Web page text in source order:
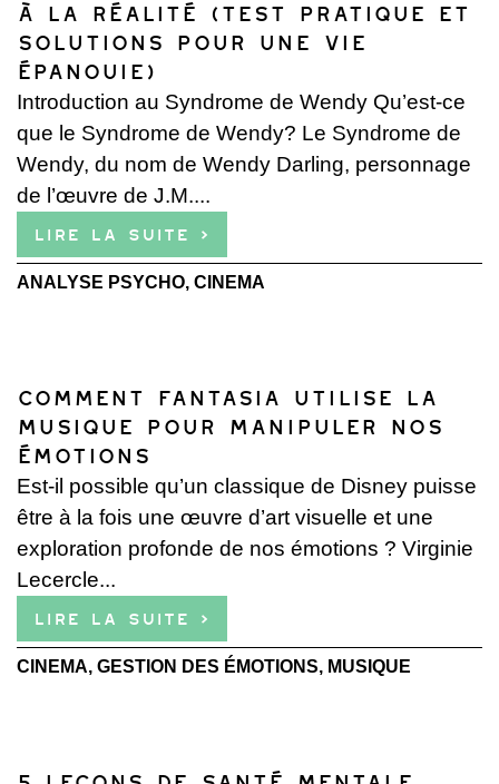
à la Réalité (Test Pratique et
Solutions pour une Vie
Épanouie)
Introduction au Syndrome de Wendy Qu’est-ce
que le Syndrome de Wendy? Le Syndrome de
Wendy, du nom de Wendy Darling, personnage
de l’œuvre de J.M....
Lire la suite ›
ANALYSE PSYCHO, CINEMA
Comment Fantasia utilise la
musique pour manipuler nos
émotions
Est-il possible qu’un classique de Disney puisse
être à la fois une œuvre d’art visuelle et une
exploration profonde de nos émotions ? Virginie
Lecercle...
Lire la suite ›
CINEMA, GESTION DES ÉMOTIONS, MUSIQUE